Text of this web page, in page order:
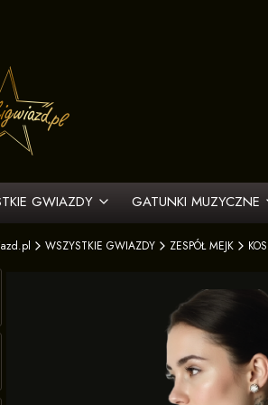
GWIAZDY GATUNKI MUZYCZNE
WSZYSTKIE GWIAZDY ZESPÓŁ MEJK